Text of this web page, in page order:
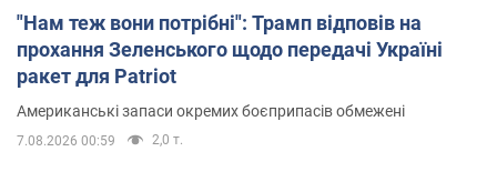
"Нам теж вони потрібні": Трамп відповів на
прохання Зеленського щодо передачі Україні
ракет для Patriot
Американські запаси окремих боєприпасів обмежені
7.08.2026 00:59 2,0 т.